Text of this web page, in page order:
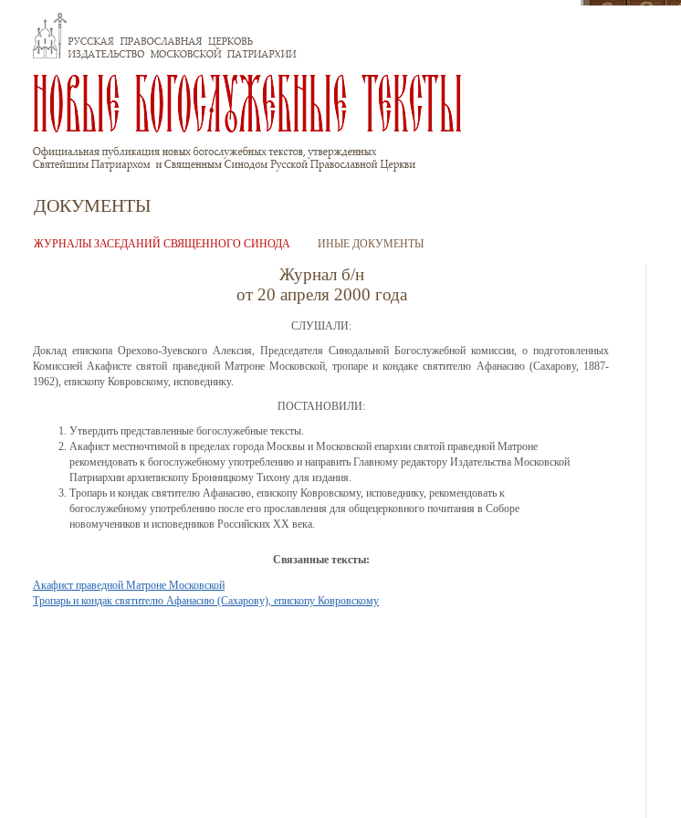
ДОКУМЕНТЫ
ЖУРНАЛЫ ЗАСЕДАНИЙ СВЯЩЕННОГО СИНОДА ИНЫЕ ДОКУМЕНТЫ
Журнал б/н
от 20 апреля 2000 года
СЛУШАЛИ:
Доклад епископа Орехово-Зуевского Алексия, Председателя Синодальной Богослужебной комиссии, о подготовленных
Комиссией Акафисте святой праведной Матроне Московской, тропаре и кондаке святителю Афанасию (Сахарову, 1887-
1962), епископу Ковровскому, исповеднику.
ПОСТАНОВИЛИ:
Утвердить представленные богослужебные тексты.
Акафист местночтимой в пределах города Москвы и Московской епархии святой праведной Матроне
рекомендовать к богослужебному употреблению и направить Главному редактору Издательства Московской
Патриархии архиепископу Бронницкому Тихону для издания.
Тропарь и кондак святителю Афанасию, епископу Ковровскому, исповеднику, рекомендовать к
богослужебному употреблению после его прославления для общецерковного почитания в Соборе
новомучеников и исповедников Российских XX века.
Связанные тексты:
Акафист праведной Матроне Московской
Тропарь и кондак святителю Афанасию (Сахарову), епископу Ковровскому